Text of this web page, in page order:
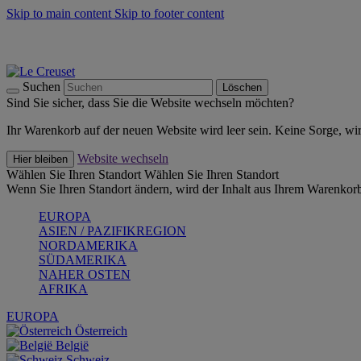
Skip to main content Skip to footer content
Suchen Löschen
Sind Sie sicher, dass Sie die Website wechseln möchten?
Ihr Warenkorb auf der neuen Website wird leer sein. Keine Sorge,
Hier bleiben
Website wechseln
Wählen Sie Ihren Standort Wählen Sie Ihren Standort
Wenn Sie Ihren Standort ändern, wird der Inhalt aus Ihrem
EUROPA
ASIEN / PAZIFIKREGION
NORDAMERIKA
SÜDAMERIKA
NAHER OSTEN
AFRIKA
EUROPA
Österreich
België